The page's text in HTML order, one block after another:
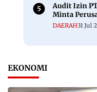
Audit Izin
Minta
DAERAH31 Jul
EKONOMI